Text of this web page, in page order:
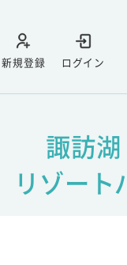
ログイン
新規登録
諏訪
リゾート